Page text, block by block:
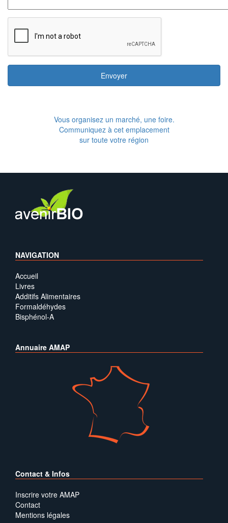
Envoyer
Vous organisez un marché, une foire.
Communiquez à cet emplacement
sur toute votre région
NAVIGATION
Accueil
Livres
Additifs Alimentaires
Formaldéhydes
Bisphénol-A
Annuaire AMAP
Contact & Infos
Inscrire votre AMAP
Contact
Mentions légales